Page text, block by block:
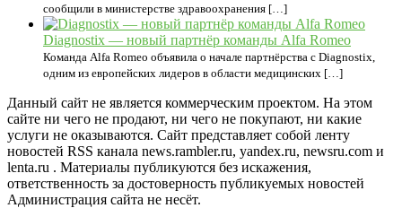
сообщили в министерстве здравоохранения […]
Diagnostix — новый партнёр команды Alfa Romeo
Команда Alfa Romeo объявила о начале партнёрства с Diagnostix,
одним из европейских лидеров в области медицинских […]
Данный сайт не является коммерческим проектом. На этом
сайте ни чего не продают, ни чего не покупают, ни какие
услуги не оказываются. Сайт представляет собой ленту
новостей RSS канала news.rambler.ru, yandex.ru, newsru.com и
lenta.ru . Материалы публикуются без искажения,
ответственность за достоверность публикуемых новостей
Администрация сайта не несёт.